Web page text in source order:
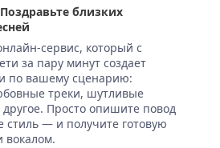
близких
сервис, который с
за пару минут создает
по вашему сценарию:
треки, шутливые
Просто опишите повод
стиль — и получите готовую
вокалом.